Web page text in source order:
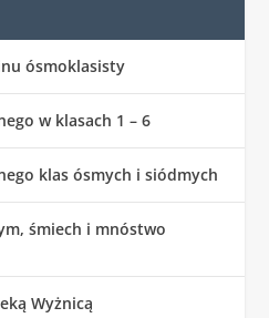
ósmoklasisty
w klasach 1 – 6
klas ósmych i siódmych
śmiech i mnóstwo
Wyżnicą